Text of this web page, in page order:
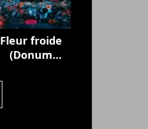
Fleur froide
(Donum